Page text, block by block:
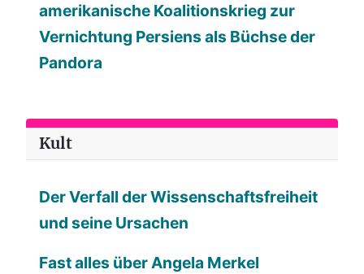
amerikanische Koalitionskrieg zur
Vernichtung Persiens als Büchse der
Pandora
Kult
Der Verfall der Wissenschaftsfreiheit
und seine Ursachen
Fast alles über Angela Merkel